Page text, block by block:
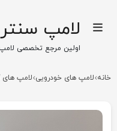
لامپ سنتر
اولین مرجع تخصصی لامپ
خانه لامپ های خودرویی لامپ های